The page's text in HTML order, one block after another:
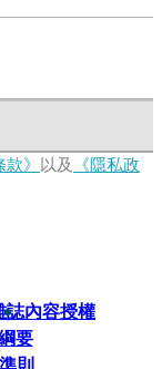
》 以及 《隱私政
誌內容授權
要